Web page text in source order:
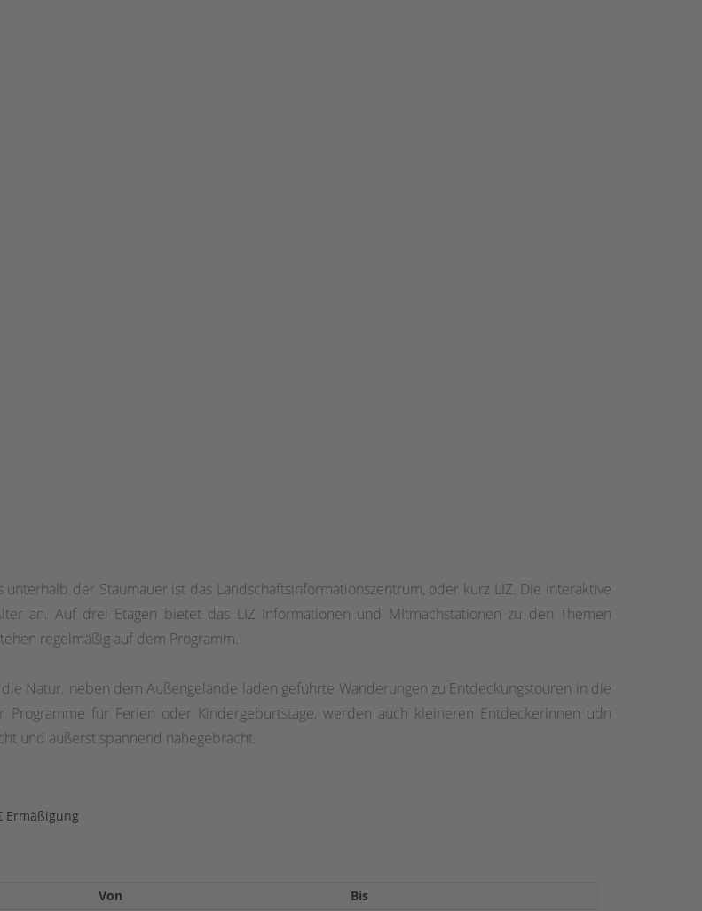
der Staumauer ist das Landschaftsinformationszentrum, oder kurz LIZ. Die interaktive
an. Auf drei Etagen bietet das LIZ Informationen und MItmachstationen zu den Themen
regelmäßig auf dem Programm.
Natur. neben dem Außengelände laden geführte Wanderungen zu Entdeckungstouren in die
für Ferien oder Kindergeburtstage, werden auch kleineren Entdeckerinnen udn
und äußerst spannend nahegebracht.
Ermäßigung
Von
Bis